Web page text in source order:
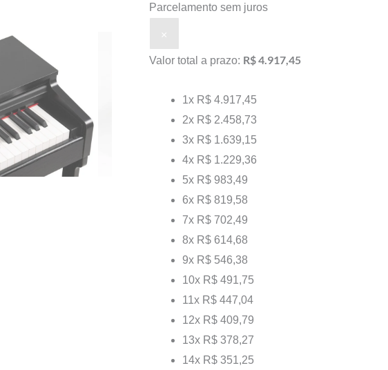
Parcelamento sem juros
×
Valor total a prazo: R$ 4.917,45
1x R$ 4.917,45
2x R$ 2.458,73
3x R$ 1.639,15
4x R$ 1.229,36
5x R$ 983,49
6x R$ 819,58
7x R$ 702,49
8x R$ 614,68
9x R$ 546,38
10x R$ 491,75
11x R$ 447,04
12x R$ 409,79
13x R$ 378,27
14x R$ 351,25